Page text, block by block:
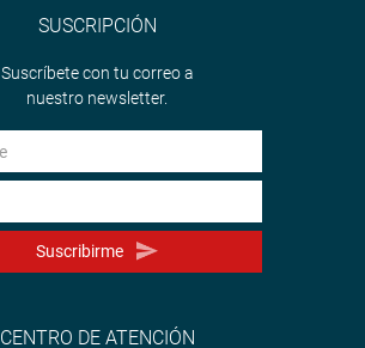
SUSCRIPCIÓN
Suscríbete con tu correo a
nuestro newsletter.
Suscribirme
CENTRO DE ATENCIÓN